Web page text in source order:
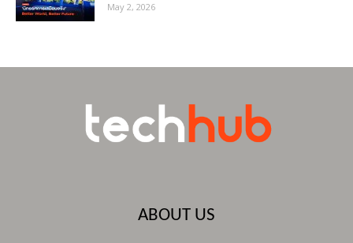
May 2, 2026
ABOUT US